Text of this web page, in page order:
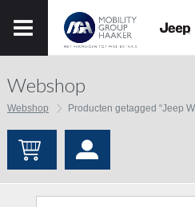
Webshop
Webshop Producten getagged “Jeep